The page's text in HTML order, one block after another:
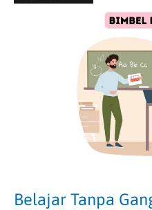
Belajar Tanpa